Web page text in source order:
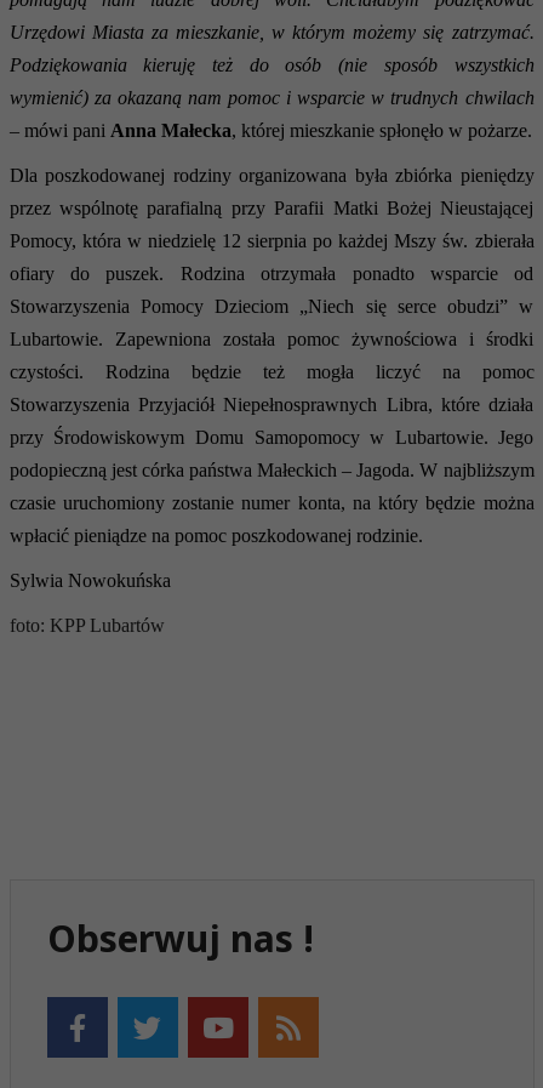
Urzędowi Miasta za mieszkanie, w którym możemy się zatrzymać.
Podziękowania kieruję też do osób (nie sposób wszystkich
wymienić) za okazaną nam pomoc i wsparcie w trudnych chwilach
– mówi pani Anna Małecka, której mieszkanie spłonęło w pożarze.
Dla poszkodowanej rodziny organizowana była zbiórka pieniędzy
przez wspólnotę parafialną przy Parafii Matki Bożej Nieustającej
Pomocy, która w niedzielę 12 sierpnia po każdej Mszy św. zbierała
ofiary do puszek. Rodzina otrzymała ponadto wsparcie od
Stowarzyszenia Pomocy Dzieciom „Niech się serce obudzi” w
Lubartowie. Zapewniona została pomoc żywnościowa i środki
czystości. Rodzina będzie też mogła liczyć na pomoc
Stowarzyszenia Przyjaciół Niepełnosprawnych Libra, które działa
przy Środowiskowym Domu Samopomocy w Lubartowie. Jego
podopieczną jest córka państwa Małeckich – Jagoda. W najbliższym
czasie uruchomiony zostanie numer konta, na który będzie można
wpłacić pieniądze na pomoc poszkodowanej rodzinie.
Sylwia Nowokuńska
foto: KPP Lubartów
Obserwuj nas !